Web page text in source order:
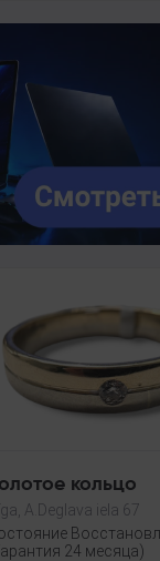
кольцо
A.Deglava iela 67
24 месяца)